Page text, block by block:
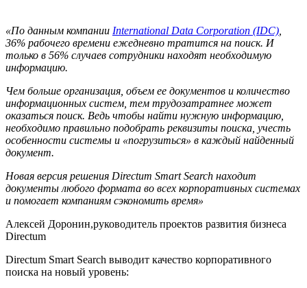
«По данным компании International Data Corporation (IDC)
36% рабочего времени ежедневно тратится на поиск. И
только в 56% случаев сотрудники находят необходимую
информацию.
Чем больше организация, объем ее документов и количество
информационных систем, тем трудозатратнее может
оказаться поиск. Ведь чтобы найти нужную информацию,
необходимо правильно подобрать реквизиты поиска, учесть
особенности системы и «погрузиться» в каждый найденный
документ.
Новая версия решения Directum Smart Search находит
документы любого формата во всех корпоративных системах
и помогает компаниям сэкономить время»
Алексей Доронин,руководитель проектов развития бизнеса
Directum
Directum Smart Search выводит качество корпоративного
поиска на новый уровень: